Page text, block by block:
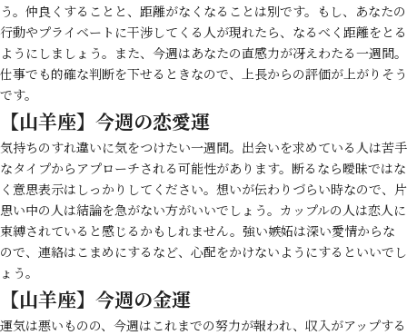
う。仲良くすることと、距離がなくなることは別です。もし、あなたの
行動やプライベートに干渉してくる人が現れたら、なるべく距離をとる
ようにしましょう。また、今週はあなたの直感力が冴えわたる一週間。
仕事でも的確な判断を下せるときなので、上長からの評価が上がりそう
です。
【山羊座】今週の恋愛運
気持ちのすれ違いに気をつけたい一週間。出会いを求めている人は苦手
なタイプからアプローチされる可能性があります。断るなら曖昧ではな
く意思表示はしっかりしてください。想いが伝わりづらい時なので、片
思い中の人は結論を急がない方がいいでしょう。カップルの人は恋人に
束縛されていると感じるかもしれません。強い嫉妬は深い愛情からな
ので、連絡はこまめにするなど、心配をかけないようにするといいでし
ょう。
【山羊座】今週の金運
運気は悪いものの、今週はこれまでの努力が報われ、収入がアップする